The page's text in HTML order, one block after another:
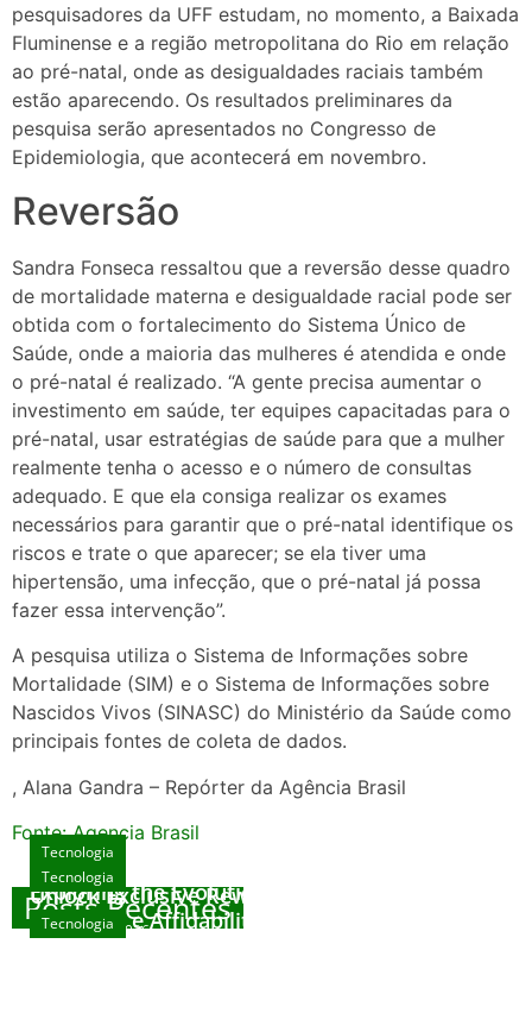
pesquisadores da UFF estudam, no momento, a Baixada
Fluminense e a região metropolitana do Rio em relação
ao pré-natal, onde as desigualdades raciais também
estão aparecendo. Os resultados preliminares da
pesquisa serão apresentados no Congresso de
Epidemiologia, que acontecerá em novembro.
Reversão
Sandra Fonseca ressaltou que a reversão desse quadro
de mortalidade materna e desigualdade racial pode ser
obtida com o fortalecimento do Sistema Único de
Saúde, onde a maioria das mulheres é atendida e onde
o pré-natal é realizado. “A gente precisa aumentar o
investimento em saúde, ter equipes capacitadas para o
pré-natal, usar estratégias de saúde para que a mulher
realmente tenha o acesso e o número de consultas
adequado. E que ela consiga realizar os exames
necessários para garantir que o pré-natal identifique os
riscos e trate o que aparecer; se ela tiver uma
hipertensão, uma infecção, que o pré-natal já possa
fazer essa intervenção”.
A pesquisa utiliza o Sistema de Informações sobre
Mortalidade (SIM) e o Sistema de Informações sobre
Nascidos Vivos (SINASC) do Ministério da Saúde como
principais fontes de coleta de dados.
, Alana Gandra – Repórter da Agência Brasil
Fonte: Agencia Brasil
Posts Recentes
Tecnologia
Exploring the Evolution of Online Slot Games
agosto 7, 2026
Tecnologia
Unlock Exclusive Rewards at The Big Dog
House
Tecnologia
Sicurezza e Affidabilità di Mr Nulls Wicked
Wares
Tecnologia